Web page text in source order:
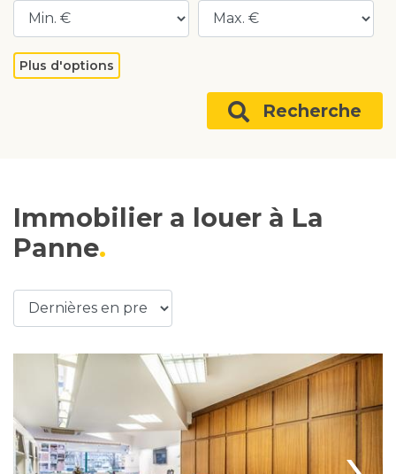
Plus d'options
Recherche
Immobilier a louer à La
Panne